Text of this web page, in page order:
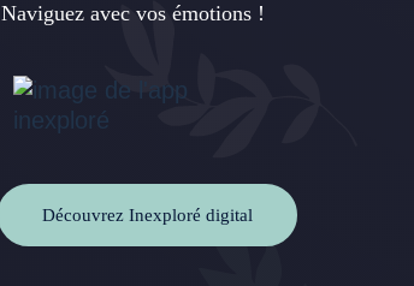
Naviguez avec vos émotions !
Découvrez Inexploré digital